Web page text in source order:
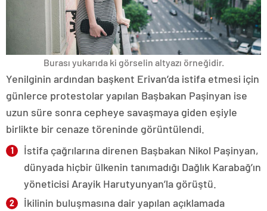
Burası yukarıda ki görselin altyazı örneğidir.
Yenilginin ardından başkent Erivan’da istifa etmesi için
günlerce protestolar yapılan Başbakan Paşinyan ise
uzun süre sonra cepheye savaşmaya giden eşiyle
birlikte bir cenaze töreninde görüntülendi.
İstifa çağrılarına direnen Başbakan Nikol Paşinyan,
dünyada hiçbir ülkenin tanımadığı Dağlık Karabağ’ın
yöneticisi Arayik Harutyunyan’la görüştü.
İkilinin buluşmasına dair yapılan açıklamada